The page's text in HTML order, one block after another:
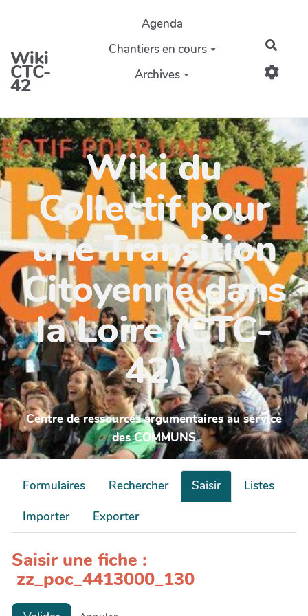
Aller au contenu principal
Wiki
CTC-
42
Agenda
Chantiers en cours
Archives
Wiki du
Collectif pour
une Transition
Citoyenne dans
la Loire (CTC-
42)
Centre de ressources argumentaires au service
des COMMUNS
Formulaires Rechercher Saisir
Listes
Importer
Exporter
Saisir une fiche :
zz_poc_4413000_130